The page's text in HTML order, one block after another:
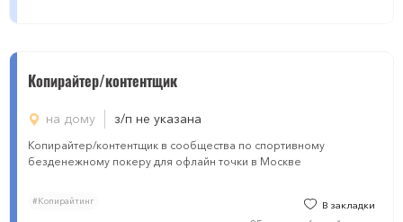
Копирайтер/контентщик
на дому з/п не указана
Копирайтер/контентщик в сообщества по спортивному
безденежному покеру для офлайн точки в Москве
#Копирайтинг В закладки